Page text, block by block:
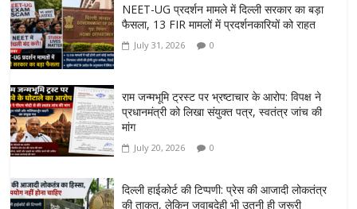
NEET-UG प्रदर्शन मामले में दिल्ली सरकार का बड़ा
फैसला, 13 FIR मामलों में प्रदर्शनकारियों को राहत
July 31, 2026 0
राम जन्मभूमि ट्रस्ट पर भ्रष्टाचार के आरोप: विपक्ष ने
प्रधानमंत्री को लिखा संयुक्त पत्र, स्वतंत्र जांच की
मांग
July 20, 2026 0
दिल्ली हाईकोर्ट की टिप्पणी: प्रेस की आजादी लोकतंत्र
की ताकत, लेकिन जवाबदेही भी उतनी ही जरूरी